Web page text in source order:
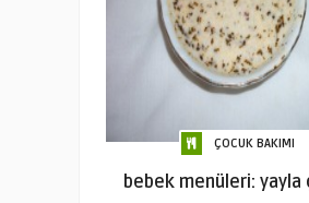
ÇOCUK BAKIMI
bebek menüleri: yayla